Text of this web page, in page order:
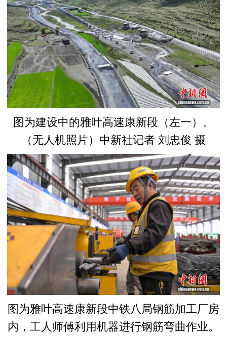
图为建设中的雅叶高速康新段（左一）。
（无人机照片）中新社记者 刘忠俊 摄
图为雅叶高速康新段中铁八局钢筋加工厂房
内，工人师傅利用机器进行钢筋弯曲作业。